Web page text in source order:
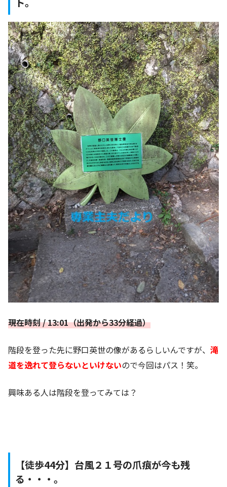
現在時刻 / 13:01（出発から33分経過）
階段を登った先に野口英世の像があるらしいんですが、 滝
道を逸れて登らないといけないので今回はパス！笑。
興味ある人は階段を登ってみては？
【徒歩44分】台風２１号の爪痕が今も残
る・・・。